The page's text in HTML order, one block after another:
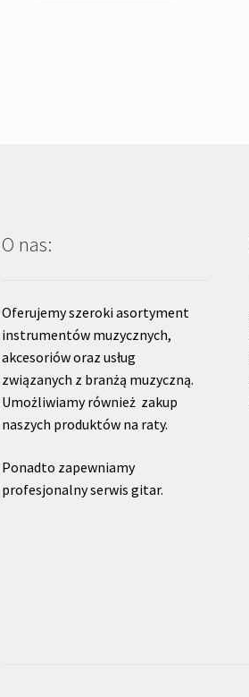
O nas:
Oferujemy szeroki asortyment
instrumentów muzycznych,
akcesoriów oraz usług
związanych z branżą muzyczną.
Umożliwiamy również zakup
naszych produktów na raty.
Ponadto zapewniamy
profesjonalny serwis gitar.